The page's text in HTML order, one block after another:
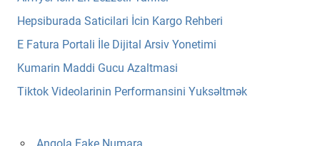
Hepsiburada Saticilari İcin Kargo Rehberi
E Fatura Portali İle Dijital Arsiv Yonetimi
Kumarin Maddi Gucu Azaltmasi
Tiktok Videolarinin Performansini Yuksəltmək